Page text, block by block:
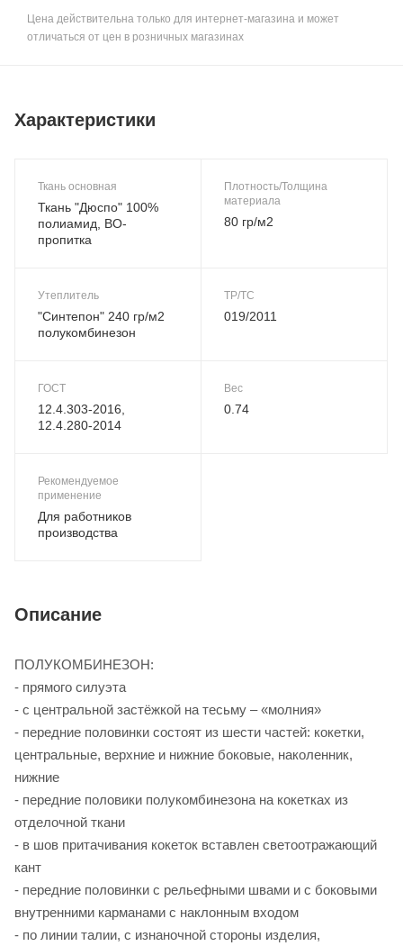
Цена действительна только для интернет-магазина и может
отличаться от цен в розничных магазинах
Характеристики
Ткань основная
Ткань "Дюспо" 100%
полиамид, ВО-
пропитка
Плотность/Толщина
материала
80 гр/м2
Утеплитель
"Синтепон" 240 гр/м2
полукомбинезон
ТР/ТС
019/2011
ГОСТ
12.4.303-2016,
12.4.280-2014
Вес
0.74
Рекомендуемое
применение
Для работников
производства
Описание
ПОЛУКОМБИНЕЗОН:
- прямого силуэта
- с центральной застёжкой на тесьму – «молния»
- передние половинки состоят из шести частей: кокетки,
центральные, верхние и нижние боковые, наколенник,
нижние
- передние половики полукомбинезона на кокетках из
отделочной ткани
- в шов притачивания кокеток вставлен светоотражающий
кант
- передние половинки с рельефными швами и с боковыми
внутренними карманами с наклонным входом
- по линии талии, с изнаночной стороны изделия,